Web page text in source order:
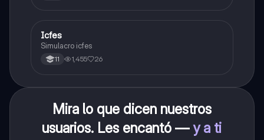
ICFES: Sociales y Ciudadanas
Icfes
Simulacro icfes
11 1,455 26
Mira lo que dicen nuestros
usuarios. Les encantó —y a ti